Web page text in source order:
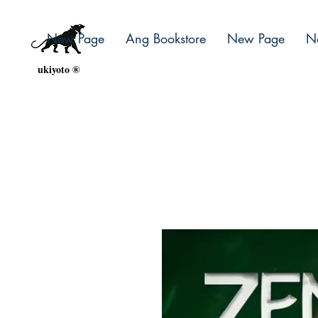
ukiyoto ®
New Page Ang Bookstore New Page